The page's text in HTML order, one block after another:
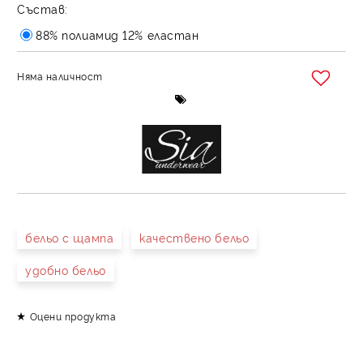
Състав:
88% полиамид 12% еластан
Няма наличност
бельо с щампа качествено бельо
удобно бельо
Оцени продукта